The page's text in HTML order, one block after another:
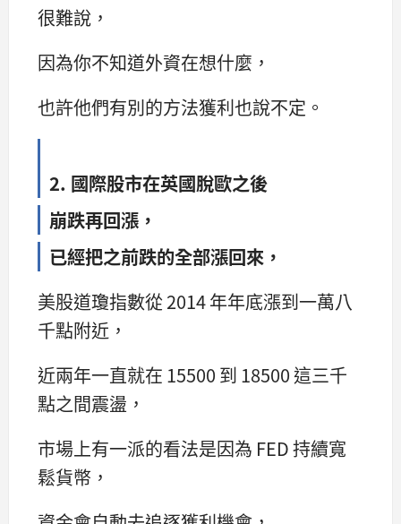
很難說，
因為你不知道外資在想什麼，
也許他們有別的方法獲利也說不定。
2. 國際股市在英國脫歐之後
崩跌再回漲，
已經把之前跌的全部漲回來，
美股道瓊指數從 2014 年年底漲到一萬八
千點附近，
近兩年一直就在 15500 到 18500 這三千
點之間震盪，
市場上有一派的看法是因為 FED 持續寬
鬆貨幣，